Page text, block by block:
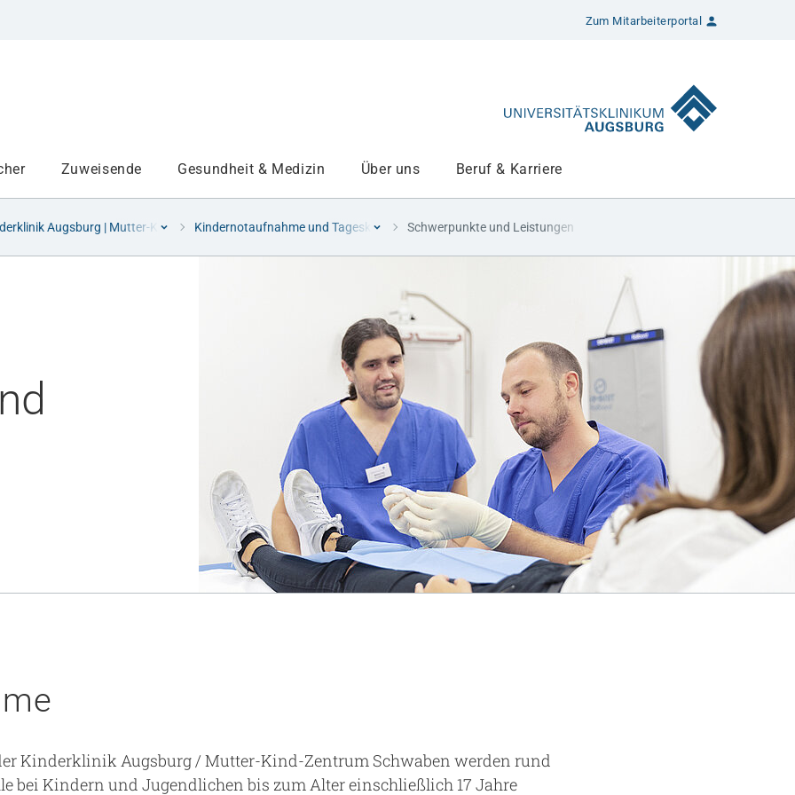
Zum Mitarbeiterportal
Zuweisende Gesundheit & Medizin Über uns Beruf & Karriere
Augsburg | Mutter-Kind-Zentrum SchwabenKindernotaufnahme und Tagesklinik Schwerpunkte und Leistungen
Notaufnahme
Research
Kinderklinik Augsburg / Mutter-Kind-Zentrum Schwaben werden rund
bei Kindern und Jugendlichen bis zum Alter einschließlich 17 Jahre